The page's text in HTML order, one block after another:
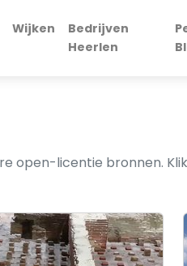
Wijken
Bedrijven
Heerlen
open-licentie bronnen.